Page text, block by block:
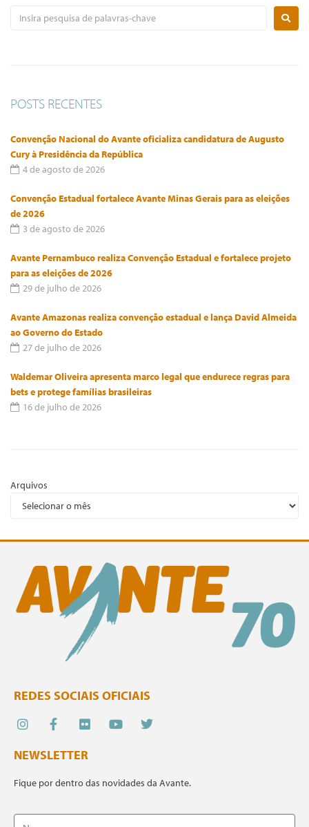
POSTS RECENTES
Convenção Nacional do Avante oficializa candidatura de Augusto
Cury à Presidência da República
4 de agosto de 2026
Convenção Estadual fortalece Avante Minas Gerais para as eleições
de 2026
3 de agosto de 2026
Avante Pernambuco realiza Convenção Estadual e fortalece projeto
para as eleições de 2026
29 de julho de 2026
Avante Amazonas realiza convenção estadual e lança David Almeida
ao Governo do Estado
27 de julho de 2026
Waldemar Oliveira apresenta marco legal que endurece regras para
bets e protege famílias brasileiras
16 de julho de 2026
Arquivos
REDES SOCIAIS OFICIAIS
NEWSLETTER
Fique por dentro das novidades da Avante.